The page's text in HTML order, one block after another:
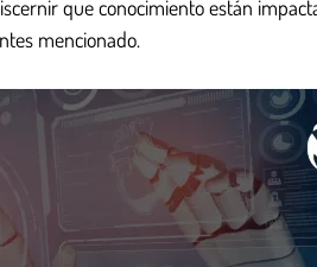
que conocimiento están
mencionado.